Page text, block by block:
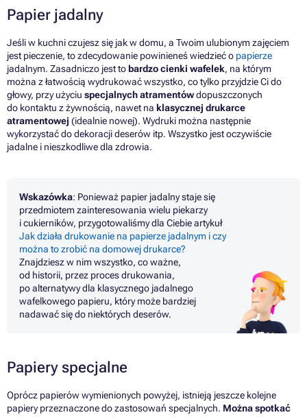
Papier jadalny
Jeśli w kuchni czujesz się jak w domu, a Twoim ulubionym zajęciem
jest pieczenie, to zdecydowanie powinieneś wiedzieć o papierze
jadalnym. Zasadniczo jest to bardzo cienki wafelek, na którym
można z łatwością wydrukować wszystko, co tylko przyjdzie Ci do
głowy, przy użyciu specjalnych atramentówdopuszczonych
do kontaktu z żywnością, nawet na klasycznej drukarce
atramentowej (idealnie nowej). Wydruki można następnie
wykorzystać do dekoracji deserów itp. Wszystko jest oczywiście
jadalne i nieszkodliwe dla zdrowia.
Wskazówka: Ponieważ papier jadalny staje się
przedmiotem zainteresowania wielu piekarzy
i cukierników, przygotowaliśmy dla Ciebie artykuł
Jak działa drukowanie na papierze jadalnym i czy
można to zrobić na domowej drukarce?
Znajdziesz w nim wszystko, co ważne,
od historii, przez proces drukowania,
po alternatywy dla klasycznego jadalnego
wafelkowego papieru, który może bardziej
nadawać się do niektórych deserów.
Papiery specjalne
Oprócz papierów wymienionych powyżej, istnieją jeszcze kolejne
papiery przeznaczone do zastosowań specjalnych. Można spotkać